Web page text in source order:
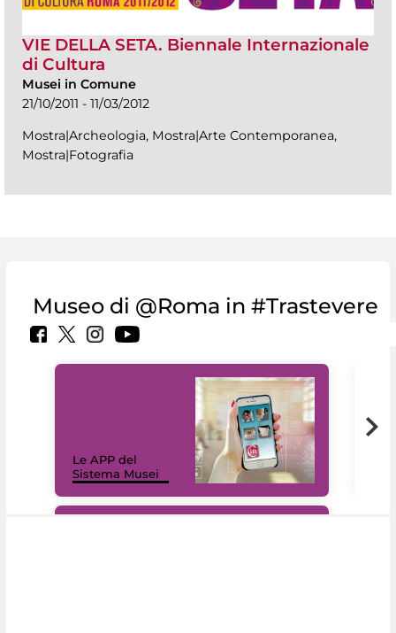
VIE DELLA SETA. Biennale Internazionale
di Cultura
Musei in Comune
21/10/2011 - 11/03/2012
Mostra|Archeologia, Mostra|Arte Contemporanea,
Mostra|Fotografia
Museo di @Roma in #Trastevere
Le APP del
Sistema Musei